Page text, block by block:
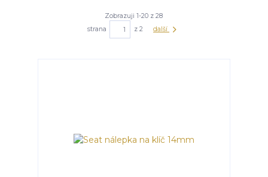
Zobrazuji 1-20 z 28
strana
z 2 další